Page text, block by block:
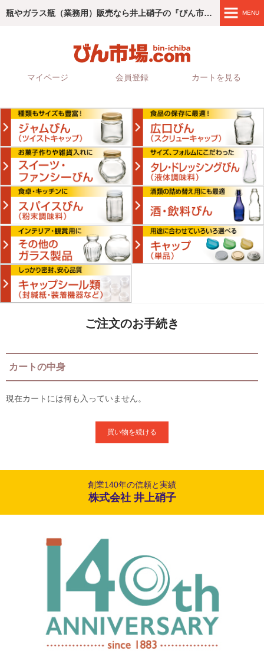
瓶やガラス瓶（業務用）販売なら井上硝子の『びん市場.com』
マイページ 会員登録 カートを見る
MENU
会社情報
お問い合わせ
ご注文のお手続き
カートの中身
現在カートには何も入っていません。
創業140年の信頼と実績
株式会社 井上硝子